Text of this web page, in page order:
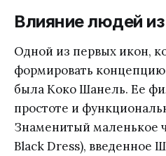
Влияние людей
Одной из первых икон,
формировать концепцию
была Коко Шанель. Ее
простоте и
Знаменитый маленькое
Black Dress), введенное